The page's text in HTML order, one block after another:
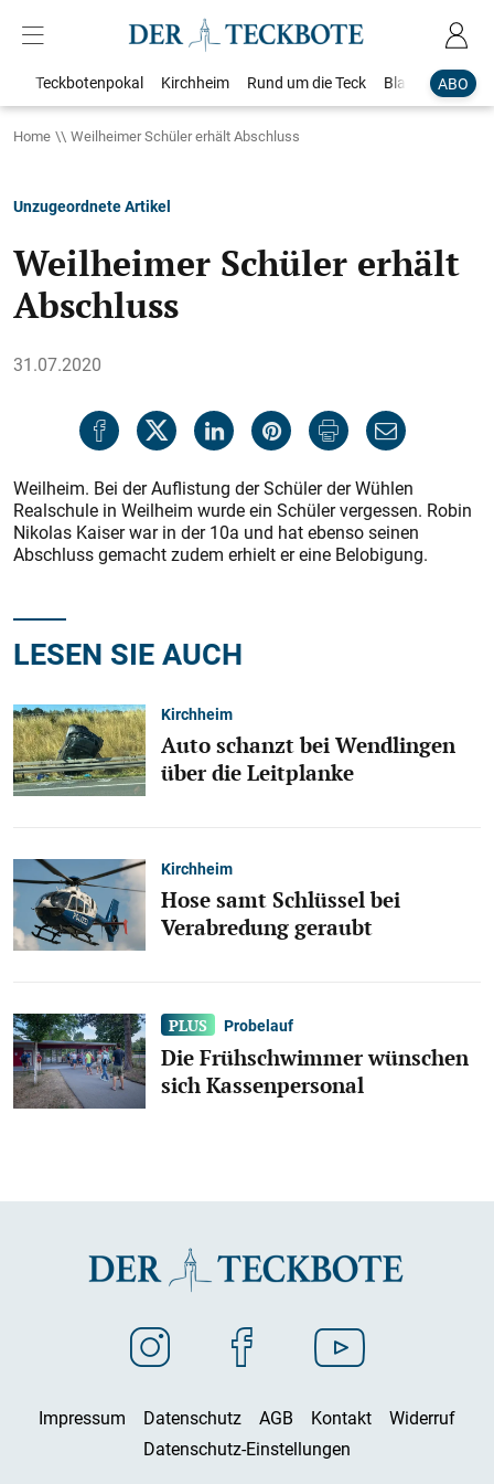
ABO
Teckbotenpokal Kirchheim Rund um die Teck Blaulicht
Home Weilheimer Schüler erhält Abschluss
Unzugeordnete Artikel
Weilheimer Schüler erhält
Abschluss
31.07.2020
Weilheim. Bei der Auflistung der Schüler der Wühlen
Realschule in Weilheim wurde ein Schüler vergessen. Robin
Nikolas Kaiser war in der 10a und hat ebenso seinen
Abschluss gemacht zudem erhielt er eine Belobigung.
LESEN SIE AUCH
Kirchheim
Auto schanzt bei Wendlingen
über die Leitplanke
Kirchheim
Hose samt Schlüssel bei
Verabredung geraubt
Probelauf
Die Frühschwimmer wünschen
sich Kassenpersonal
Impressum Datenschutz AGB Kontakt
Widerruf
Datenschutz-Einstellungen